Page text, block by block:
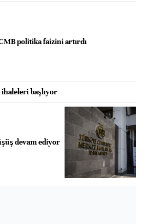
politika faizini artırdı
başlıyor
devam ediyor